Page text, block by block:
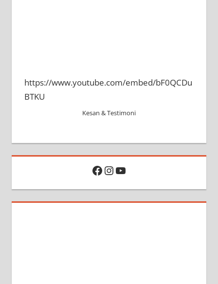
https://www.youtube.com/embed/bF0QCDu
BTKU
Kesan & Testimoni
Facebook
Instagram
YouTube